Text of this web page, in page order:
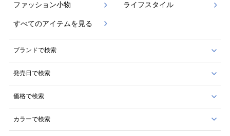
ファッション小物 ライフスタイル
すべてのアイテムを見る
ブランドで検索
発売日で検索
価格で検索
カラーで検索